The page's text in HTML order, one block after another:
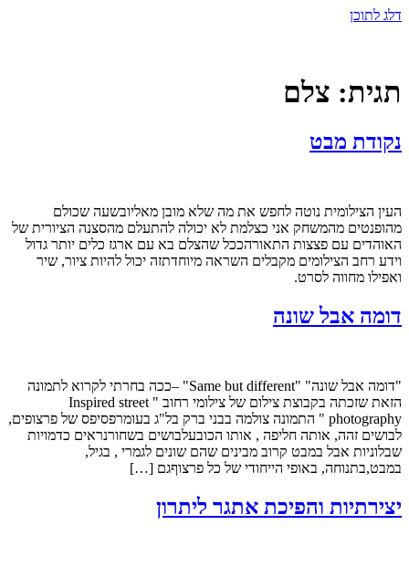
דלג לתוכן
תגית: צלם
נקודת מבט
העין הצילומית נוטה לחפש את מה שלא מובן מאליובשעה שכולם
מהופנטים מהמשחק אני כצלמת לא יכולה להתעלם מהסצנה הציורית של
האוהדים עם פצצות התאורהככל שהצלם בא עם ארגז כלים יותר גדול
וידע רחב הצילומים מקבלים השראה מיוחדתזה יכול להיות ציור, שיר
ואפילו מחווה לסרט.
דומה אבל שונה
"דומה אבל שונה" "Same but different" –ככה בחרתי לקרוא לתמונה
הזאת שזכתה בקבוצת צילום של צילומי רחוב " Inspired street
photography " התמונה צולמה בבני ברק בל"ג בעומרפסיפס של פרצופים,
לבושים זהה, אותה חליפה , אותו הכובעלבושים בשחורנראים כדמויות
שבלוניות אבל במבט קרוב מבינים שהם שונים לגמרי , בגיל,
במבט,בתנוחה, באופי הייחודי של כל פרצוףגם […]
יצירתיות והפיכת אתגר ליתרון